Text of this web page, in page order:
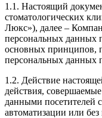
1.1. Настоящий
стоматологических
Люкс»), далее –
персональных данных
основных принципов,
персональных данных
1.2. Действие
действия,
данными посетителей
автоматизации или